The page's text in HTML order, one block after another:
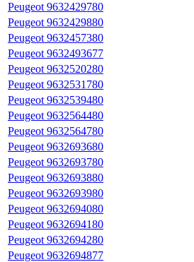
Peugeot 9632429780
Peugeot 9632429880
Peugeot 9632457380
Peugeot 9632493677
Peugeot 9632520280
Peugeot 9632531780
Peugeot 9632539480
Peugeot 9632564480
Peugeot 9632564780
Peugeot 9632693680
Peugeot 9632693780
Peugeot 9632693880
Peugeot 9632693980
Peugeot 9632694080
Peugeot 9632694180
Peugeot 9632694280
Peugeot 9632694877